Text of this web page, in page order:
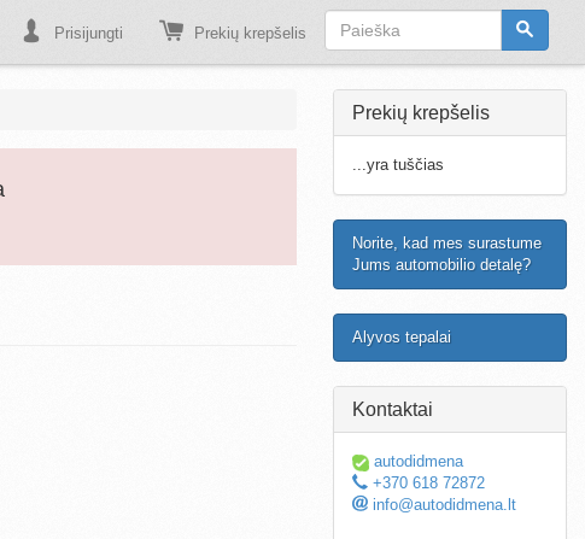
Prisijungti Prekių krepšelis
Prekių krepšelis
...yra tuščias
Norite, kad mes surastume
Jums automobilio detalę?
Alyvos tepalai
Kontaktai
autodidmena
+370 618 72872
info@autodidmena.lt